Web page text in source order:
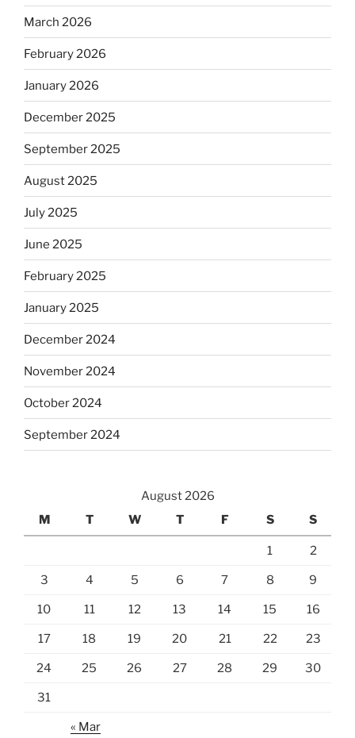
March 2026
February 2026
January 2026
December 2025
September 2025
August 2025
July 2025
June 2025
February 2025
January 2025
December 2024
November 2024
October 2024
September 2024
August 2026
M
T W T F S S
1 2
3 4 5 6 7 8 9
10 11 12 13 14 15 16
17 18 19 20 21 22 23
24 25 26 27 28 29 30
31
« Mar